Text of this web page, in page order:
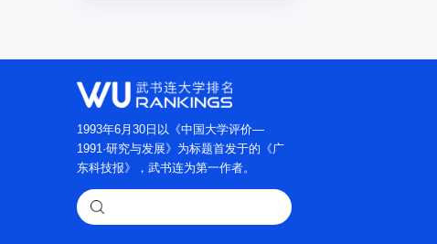
1993年6月30日以《中国大学评价—
1991·研究与发展》为标题首发于的《广
东科技报》，武书连为第一作者。